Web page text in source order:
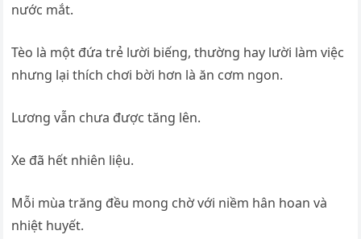
nước mắt.
Tèo là một đứa trẻ lười biếng, thường hay lười làm việc
nhưng lại thích chơi bời hơn là ăn cơm ngon.
Lương vẫn chưa được tăng lên.
Xe đã hết nhiên liệu.
Mỗi mùa trăng đều mong chờ với niềm hân hoan và
nhiệt huyết.